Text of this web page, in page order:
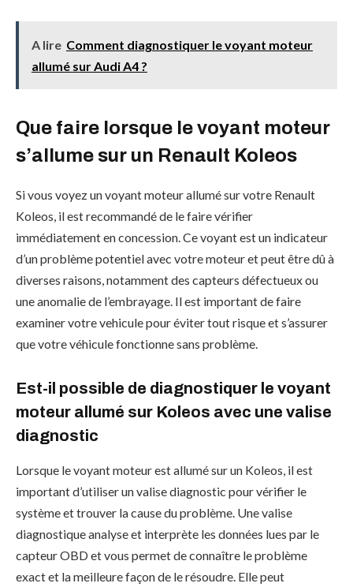
A lire Comment diagnostiquer le voyant moteur
allumé sur Audi A4 ?
Que faire lorsque le voyant moteur
s’allume sur un Renault Koleos
Si vous voyez un voyant moteur allumé sur votre Renault
Koleos, il est recommandé de le faire vérifier
immédiatement en concession. Ce voyant est un indicateur
d’un problème potentiel avec votre moteur et peut être dû à
diverses raisons, notamment des capteurs défectueux ou
une anomalie de l’embrayage. Il est important de faire
examiner votre vehicule pour éviter tout risque et s’assurer
que votre véhicule fonctionne sans problème.
Est-il possible de diagnostiquer le voyant
moteur allumé sur Koleos avec une valise
diagnostic
Lorsque le voyant moteur est allumé sur un Koleos, il est
important d’utiliser un valise diagnostic pour vérifier le
système et trouver la cause du problème. Une valise
diagnostique analyse et interprète les données lues par le
capteur OBD et vous permet de connaître le problème
exact et la meilleure façon de le résoudre. Elle peut